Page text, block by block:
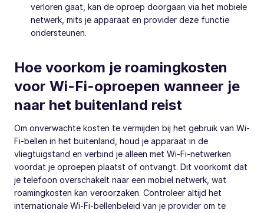
verloren gaat, kan de oproep doorgaan via het mobiele
netwerk, mits je apparaat en provider deze functie
ondersteunen.
Hoe voorkom je roamingkosten
voor Wi-Fi-oproepen wanneer je
naar het buitenland reist
Om onverwachte kosten te vermijden bij het gebruik van Wi-
Fi-bellen in het buitenland, houd je apparaat in de
vliegtuigstand en verbind je alleen met Wi-Fi-netwerken
voordat je oproepen plaatst of ontvangt. Dit voorkomt dat
je telefoon overschakelt naar een mobiel netwerk, wat
roamingkosten kan veroorzaken. Controleer altijd het
internationale Wi-Fi-bellenbeleid van je provider om te